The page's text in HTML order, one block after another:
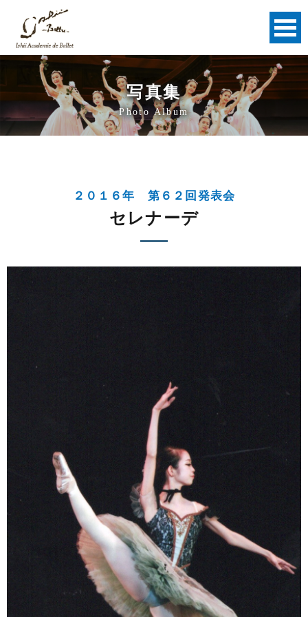
写真集
Photo Album
２０１６年 第６２回発表会
セレナーデ